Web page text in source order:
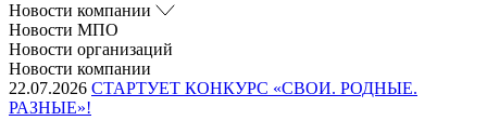
Новости компании
Новости МПО
Новости организаций
Новости компании
22.07.2026 СТАРТУЕТ КОНКУРС «СВОИ. РОДНЫЕ.
РАЗНЫЕ»!